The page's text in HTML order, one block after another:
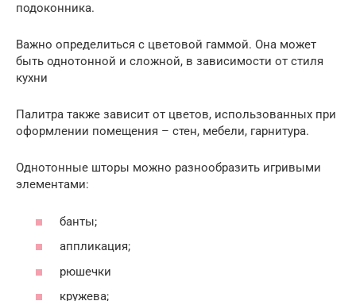
подоконника.
Важно определиться с цветовой гаммой. Она может
быть однотонной и сложной, в зависимости от стиля
кухни
Палитра также зависит от цветов, использованных при
оформлении помещения – стен, мебели, гарнитура.
Однотонные шторы можно разнообразить игривыми
элементами:
банты;
аппликация;
рюшечки
кружева;